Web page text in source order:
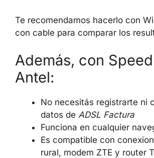
Te recomendamos hacerlo con
con cable para comparar los
Además, con
Antel:
No necesitás registrarte ni
datos de ADSL Factura
Funciona en cualquier
Es compatible con
rural, modem ZTE y router